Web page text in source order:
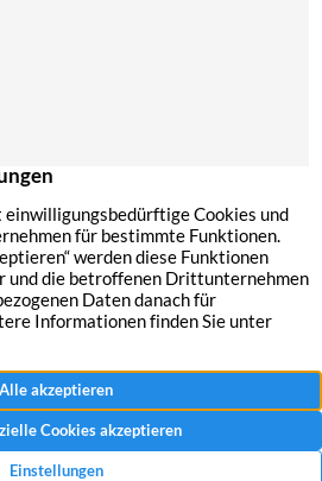
Sie sich mit der Erfassung, Speicherung
Daten zum Zweck der Bearbeitung Ihrer
und Widerrufshinweise